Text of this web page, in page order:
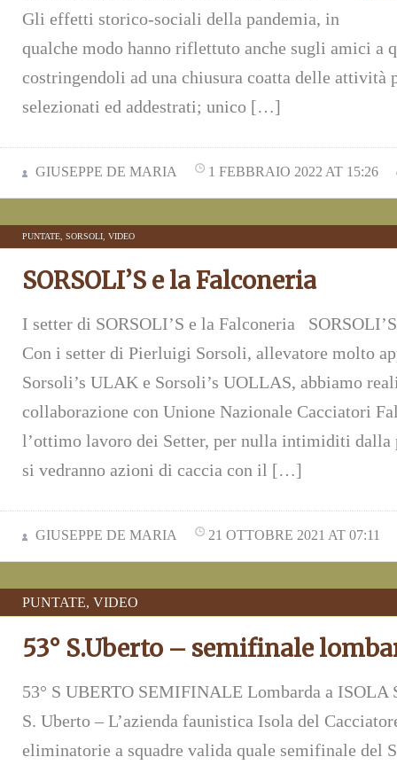
Gli effetti storico-sociali della pandemia, in
qualche modo hanno riflettuto anche sugli amici a
costringendoli ad una chiusura coatta delle attività
selezionati ed addestrati; unico […]
GIUSEPPE DE MARIA 1 FEBBRAIO 2022 AT 15:26
PUNTATE SORSOLI VIDEO
SORSOLI’S e la Falconeria
I setter di SORSOLI’S e la Falconeria
Con i setter di Pierluigi Sorsoli, allevatore molto
Sorsoli’s ULAK e Sorsoli’s UOLLAS, abbiamo
collaborazione con Unione Nazionale Cacciatori
l’ottimo lavoro dei Setter, per nulla intimiditi dalla
si vedranno azioni di caccia con il […]
GIUSEPPE DE MARIA 21 OTTOBRE 2021 AT 07:11
PUNTATE, VIDEO
53° S.Uberto – semifinale
53° S UBERTO SEMIFINALE Lombarda a ISOLA
S. Uberto – L’azienda faunistica Isola del
eliminatorie a squadre valida quale semifinale del